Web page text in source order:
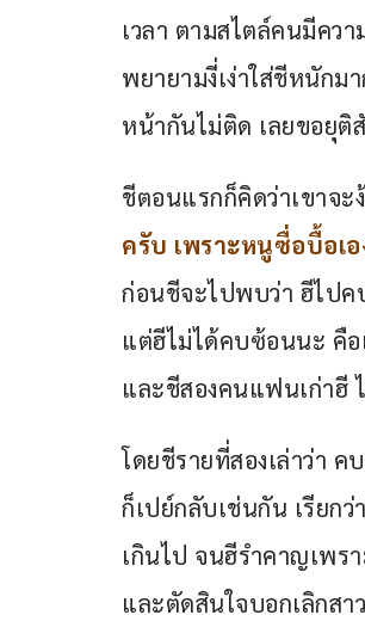
เวลา ตามสไตล์คนมีคว
พยายามงี่เง่าใส่ชีหนักม
หน้ากันไม่ติด เลยขอยุ
ชีตอนแรกก็คิดว่าเขาจะ
ครับ เพราะหนูซื่อบื้อเ
ก่อนชีจะไปพบว่า ฮีไปค
แต่ฮีไม่ได้คบซ้อนนะ คือ
และชีสองคนแฟนเก่าฮี
โดยชีรายที่สองเล่าว่า
ก็เปย์กลับเช่นกัน เรียก
เกินไป จนฮีรำคาญเพร
และตัดสินใจบอกเลิกสา